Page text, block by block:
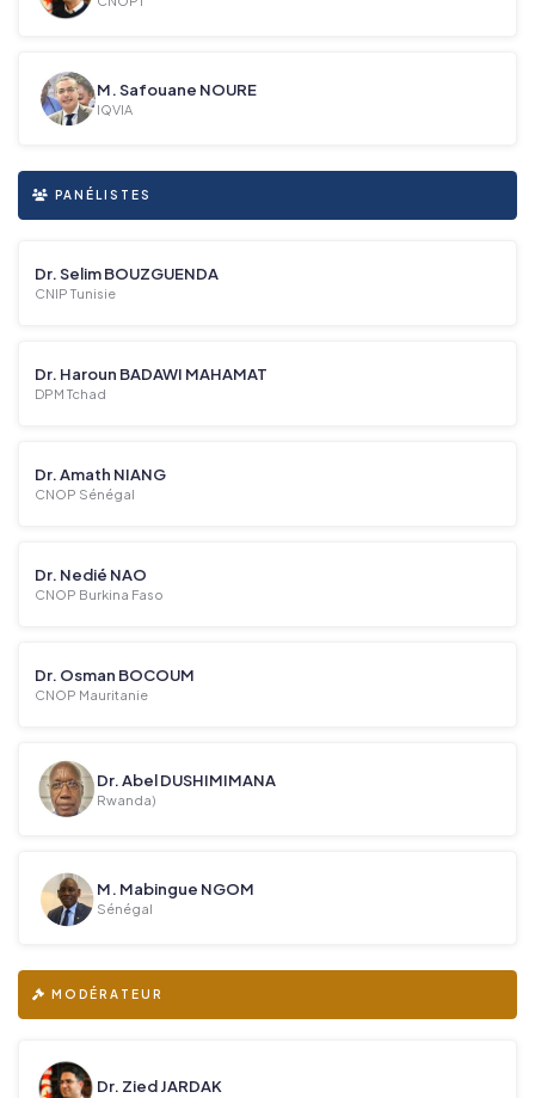
M. Safouane NOURE
IQVIA
PANÉLISTES
Dr. Selim BOUZGUENDA
CNIP Tunisie
Dr. Haroun BADAWI MAHAMAT
DPM Tchad
Dr. Amath NIANG
CNOP Sénégal
Dr. Nedié NAO
CNOP Burkina Faso
Dr. Osman BOCOUM
CNOP Mauritanie
Dr. Abel DUSHIMIMANA
Rwanda)
M. Mabingue NGOM
Sénégal
MODÉRATEUR
Dr. Zied JARDAK